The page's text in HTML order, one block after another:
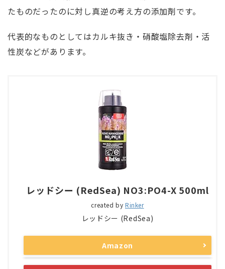
たものだったのに対し真逆の考え方の添加剤です。
代表的なものとしてはカルキ抜き・硝酸塩除去剤・活
性炭などがあります。
レッドシー (RedSea) NO3:PO4-X 500ml
created by Rinker
レッドシー (RedSea)
Amazon